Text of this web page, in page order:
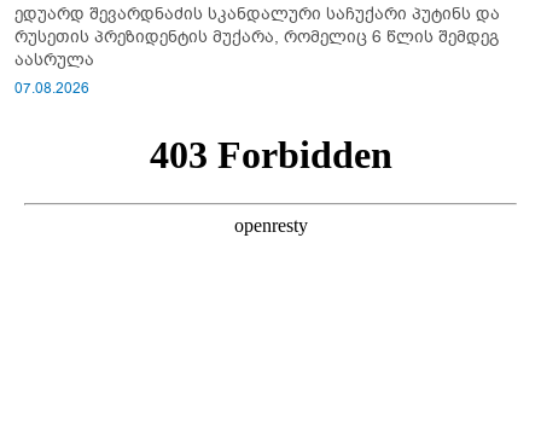
ედუარდ შევარდნაძის სკანდალური საჩუქარი პუტინს და
რუსეთის პრეზიდენტის მუქარა, რომელიც 6 წლის შემდეგ
აასრულა
07.08.2026